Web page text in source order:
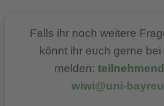
Falls ihr noch weitere
könnt ihr euch gerne bei
melden:
wiwi@uni-